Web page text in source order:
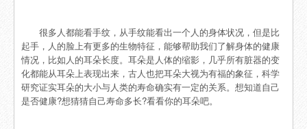
很多人都能看手纹，从手纹能看出一个人的身体状况，但是比
起手，人的脸上有更多的生物特征，能够帮助我们了解身体的健康
情况，比如人的耳朵长度。耳朵是人体的缩影，几乎所有脏器的变
化都能从耳朵上表现出来，古人也把耳朵大视为有福的象征，科学
研究证实耳朵的大小与人类的寿命确实有一定的关系。想知道自己
是否健康?想猜猜自己寿命多长?看看你的耳朵吧。